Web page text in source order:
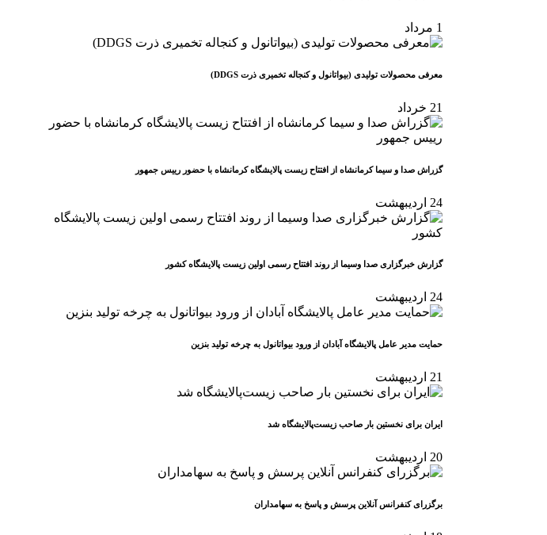
1 مرداد
معرفی محصولات تولیدی (بیواتانول و کنجاله تخمیری ذرت DDGS)
21 خرداد
گزراش صدا و سیما کرمانشاه از افتتاح زیست پالایشگاه کرمانشاه با حضور رییس جمهور
24 اردیبهشت
گزارش خبرگزاری صدا وسیما از روند افتتاح رسمی اولین زیست پالایشگاه کشور
24 اردیبهشت
حمایت مدیر عامل پالایشگاه آبادان از ورود بیواتانول به چرخه تولید بنزین
21 اردیبهشت
️ایران برای نخستین بار صاحب زیست‌پالایشگاه شد
20 اردیبهشت
برگزرای کنفرانس آنلاین پرسش و پاسخ به سهامداران